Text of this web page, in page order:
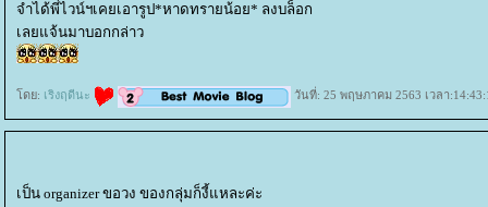
จำได้พี่ไวน์ฯเคยเอารูป*หาดทรายน้อย* ลงบล็อก
เลยแจ้นมาบอกกล่าว
ดย: เริงฤดีนะ วันที่: 25 พฤษภาคม 2563 เวลา
เป็น organizer ขอวง ของกลุ่มก็งี้แหละค่ะ